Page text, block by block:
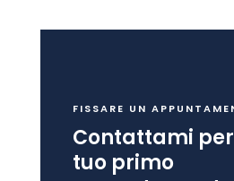
FISSARE UN
Contattami
tuo primo